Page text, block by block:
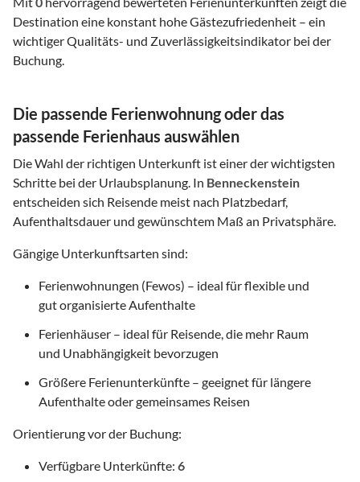
Destination eine konstant hohe Gästezufriedenheit – ein
wichtiger Qualitäts- und Zuverlässigkeitsindikator bei der
Buchung.
Die passende Ferienwohnung oder das
passende Ferienhaus auswählen
Die Wahl der richtigen Unterkunft ist einer der wichtigsten
Schritte bei der Urlaubsplanung. In Benneckenstein
entscheiden sich Reisende meist nach Platzbedarf,
Aufenthaltsdauer und gewünschtem Maß an Privatsphäre.
Gängige Unterkunftsarten sind:
Ferienwohnungen (Fewos) – ideal für flexible und
gut organisierte Aufenthalte
Ferienhäuser – ideal für Reisende, die mehr Raum
und Unabhängigkeit bevorzugen
Größere Ferienunterkünfte – geeignet für längere
Aufenthalte oder gemeinsames Reisen
Orientierung vor der Buchung:
Verfügbare Unterkünfte: 6